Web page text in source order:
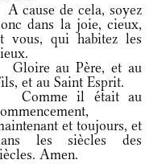
A cause de cela, soyez
dans la joie, cieux,
vous, qui habitez les
Gloire au Père, et au
et au Saint Esprit.
Comme il était au
et toujours, et
les siècles des
Amen.